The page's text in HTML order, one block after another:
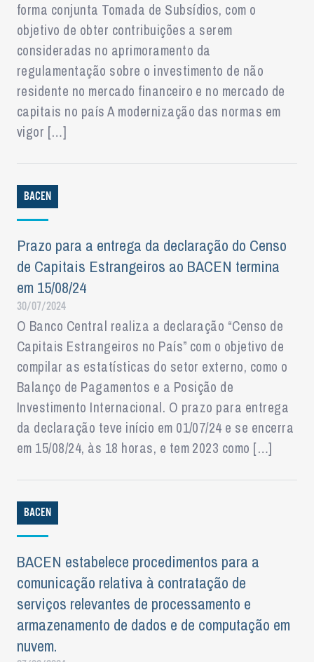
forma conjunta Tomada de Subsídios, com o
objetivo de obter contribuições a serem
consideradas no aprimoramento da
regulamentação sobre o investimento de não
residente no mercado financeiro e no mercado de
capitais no país A modernização das normas em
vigor […]
BACEN
Prazo para a entrega da declaração do Censo
de Capitais Estrangeiros ao BACEN termina
em 15/08/24
30/07/2024
O Banco Central realiza a declaração “Censo de
Capitais Estrangeiros no País” com o objetivo de
compilar as estatísticas do setor externo, como o
Balanço de Pagamentos e a Posição de
Investimento Internacional. O prazo para entrega
da declaração teve início em 01/07/24 e se encerra
em 15/08/24, às 18 horas, e tem 2023 como […]
BACEN
BACEN estabelece procedimentos para a
comunicação relativa à contratação de
serviços relevantes de processamento e
armazenamento de dados e de computação em
nuvem.